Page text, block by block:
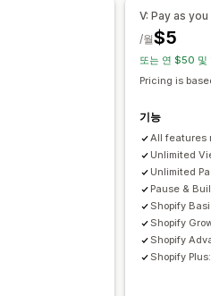
V: Pay as
$5
/월
또는 연 $50 및
Pricing is
기능
All features
Unlimited
Unlimited
Pause &
Shopify
Shopify
Shopify
Shopify